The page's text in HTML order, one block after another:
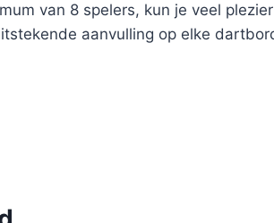
van 8 spelers, kun je veel
aanvulling op elke